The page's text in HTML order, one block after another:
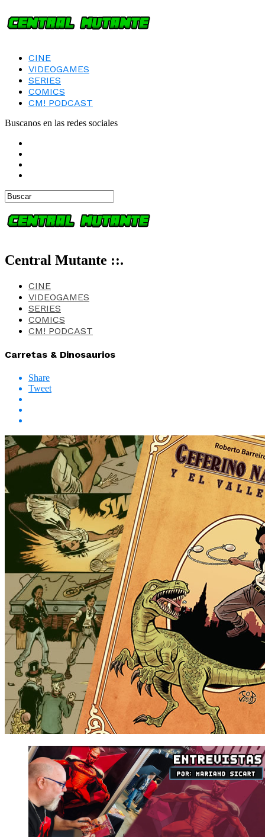
CINE
VIDEOGAMES
SERIES
COMICS
CM! PODCAST
Buscanos en las redes sociales
Central Mutante ::.
CINE
VIDEOGAMES
SERIES
COMICS
CM! PODCAST
Carretas & Dinosaurios
Share
Tweet